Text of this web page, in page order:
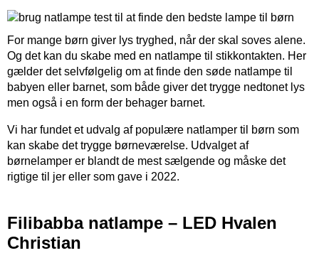
For mange børn giver lys tryghed, når der skal soves alene.
Og det kan du skabe med en natlampe til stikkontakten. Her
gælder det selvfølgelig om at finde den søde natlampe til
babyen eller barnet, som både giver det trygge nedtonet lys
men også i en form der behager barnet.
Vi har fundet et udvalg af populære natlamper til børn som
kan skabe det trygge børneværelse. Udvalget af
børnelamper er blandt de mest sælgende og måske det
rigtige til jer eller som gave i 2022.
Filibabba natlampe – LED Hvalen
Christian